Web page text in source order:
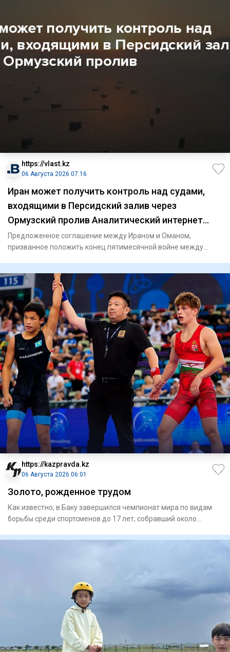
https://vlast.kz
06 Августа 2026 07:16
Иран может получить контроль над судами,
входящими в Персидский залив через
Ормузский пролив Аналитический интернет
журнал Власть
Предложенное соглашение между Ираном и Оманом,
призванное положить конец пятимесячной войне между
https://kazpravda.kz
06 Августа 2026 06:01
Золото, рожденное трудом
Как известно, в Баку завершился чемпионат мира по видам
борьбы среди спортсменов до 17 лет, собравший около